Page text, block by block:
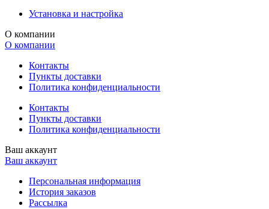
Установка и настройка
О компании
О компании
Контакты
Пункты доставки
Политика конфиденциальности
Контакты
Пункты доставки
Политика конфиденциальности
Ваш аккаунт
Ваш аккаунт
Персональная информация
История заказов
Рассылка